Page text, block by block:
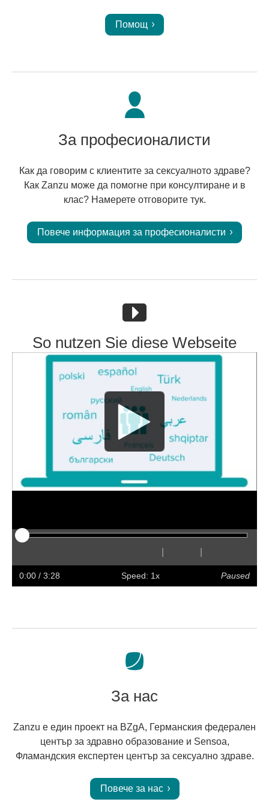
Помощ
За професионалисти
Как да говорим с клиентите за сексуалното здраве?
Как Zanzu може да помогне при консултиране и в
клас? Намерете отговорите тук.
Повече информация за професионалисти
So nutzen Sie diese Webseite
Hide
captions
FasterSlower
full
screen
0:00 / 3:28 Speed: 1x Paused
За нас
Zanzu е един проект на BZgA, Германския федерален
център за здравно образование и Sensoa,
Фламандския експертен център за сексуално здраве.
Повече за нас